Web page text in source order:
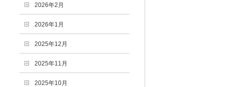
2026年2月
2026年1月
2025年12月
2025年11月
2025年10月